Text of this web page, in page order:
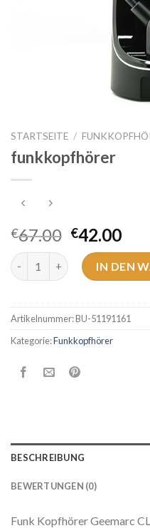
STARTSEITE /
funkkopfhörer
€67.00 €42.00
funkkopfhörer MengeIN DEN
Artikelnummer:BU-51191161
Kategorie:Funkkopfhörer
BESCHREIBUNG
BEWERTUNGEN (0)
Funk Kopfhörer Geemarc